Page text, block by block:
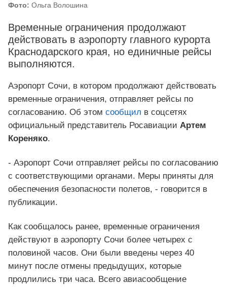
Фото: Ольга Волошина
Временные ограничения продолжают
действовать в аэропорту главного курорта
Краснодарского края, но единичные рейсы
выполняются.
Аэропорт Сочи, в котором продолжают действовать
временные ограничения, отправляет рейсы по
согласованию. Об этом сообщил в соцсетях
официальный представитель Росавиации Артем
Кореняко.
- Аэропорт Сочи отправляет рейсы по согласованию
с соответствующими органами. Меры приняты для
обеспечения безопасности полетов, - говорится в
публикации.
Как сообщалось ранее, временные ограничения
действуют в аэропорту Сочи более четырех с
половиной часов. Они были введены через 40
минут после отмены предыдущих, которые
продлились три часа. Всего авиасообщение